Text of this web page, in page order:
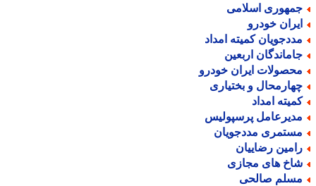
اسلامی
خودرو
کمیته امداد
اربعین
ایران خودرو
و بختیاری
امداد
پرسپولیس
مددجویان
رضاییان
های مجازی
صالحی